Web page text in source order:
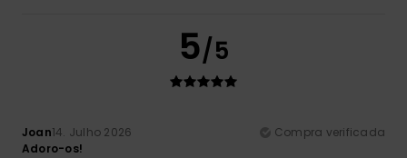
5/5
Joan14. Julho 2026
Compra verificada
Adoro-os!